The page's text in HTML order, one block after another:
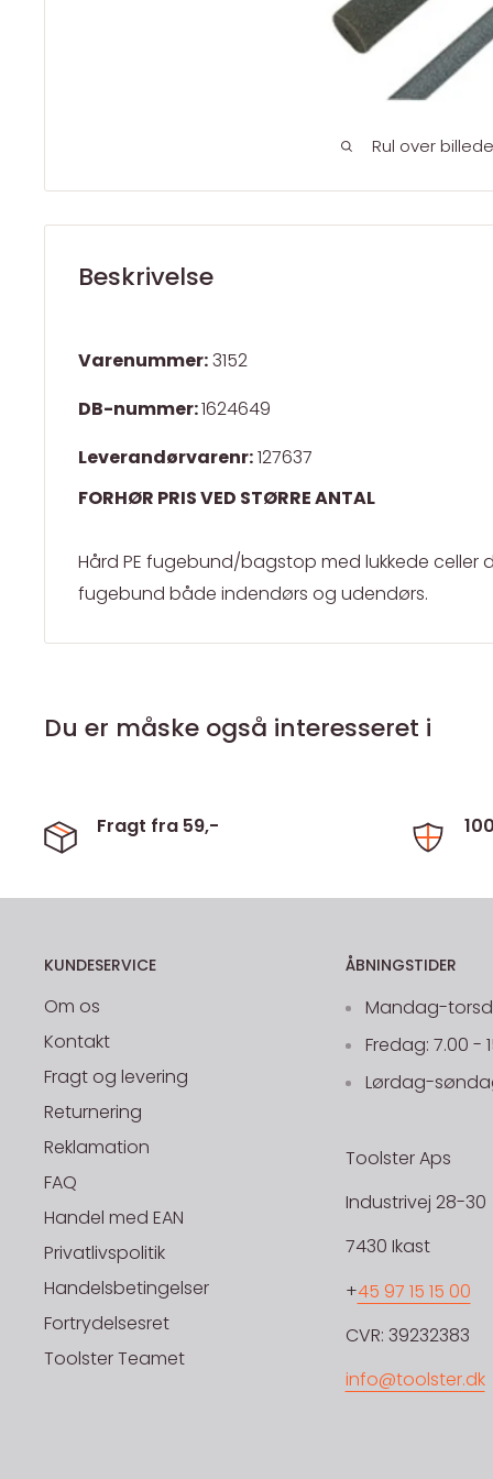
Rul over
Beskrivelse
Varenummer:3152
DB-nummer:1624649
Leverandørvarenr:127637
FORHØR PRIS VED STØRRE ANTAL
Hård PE fugebund/bagstop med lukkede celler
fugebund både indendørs og udendørs.
Du er måske også interesseret i
Fragt fra 59,-
KUNDESERVICE
Om os
Kontakt
Fragt og levering
Returnering
Reklamation
FAQ
Handel med EAN
Privatlivspolitik
Handelsbetingelser
Fortrydelsesret
Toolster Teamet
ÅBNINGSTIDER
Mandag-
Fredag: 7.00 -
Lørdag-
Toolster Aps
Industrivej 28-30
7430 Ikast
+45 97 15 15 00
CVR: 39232383
info@toolster.dk